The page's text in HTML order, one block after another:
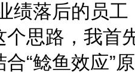
绩落后的员
思路，我首
“鲶鱼效应”